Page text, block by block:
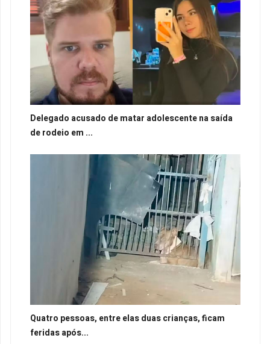
Delegado acusado de matar adolescente na saída
de rodeio em ...
Quatro pessoas, entre elas duas crianças, ficam
feridas após...